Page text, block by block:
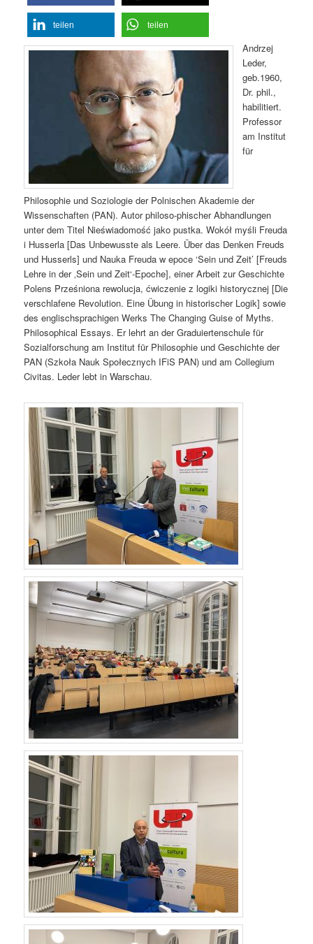
teilen teilen
Andrzej
Leder,
geb.1960,
Dr. phil.,
habilitiert.
Professor
am Institut
für
Philosophie und Soziologie der Polnischen Akademie der
Wissenschaften (PAN). Autor philoso-phischer Abhandlungen
unter dem Titel Nieświadomość jako pustka. Wokół myśli Freuda
i Husserla [Das Unbewusste als Leere. Über das Denken Freuds
und Husserls] und Nauka Freuda w epoce ‘Sein und Zeit’ [Freuds
Lehre in der ‚Sein und Zeit‘-Epoche], einer Arbeit zur Geschichte
Polens Prześniona rewolucja, ćwiczenie z logiki historycznej [Die
verschlafene Revolution. Eine Übung in historischer Logik] sowie
des englischsprachigen Werks The Changing Guise of Myths.
Philosophical Essays. Er lehrt an der Graduiertenschule für
Sozialforschung am Institut für Philosophie und Geschichte der
PAN (Szkoła Nauk Społecznych IFiS PAN) und am Collegium
Civitas. Leder lebt in Warschau.